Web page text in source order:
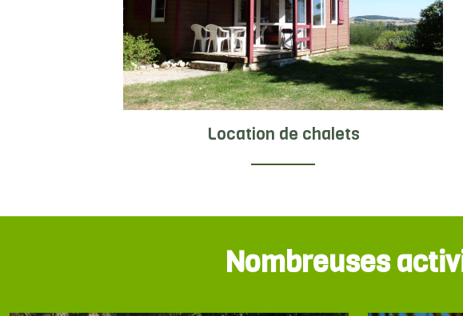
Location de chalets
Nombreuses